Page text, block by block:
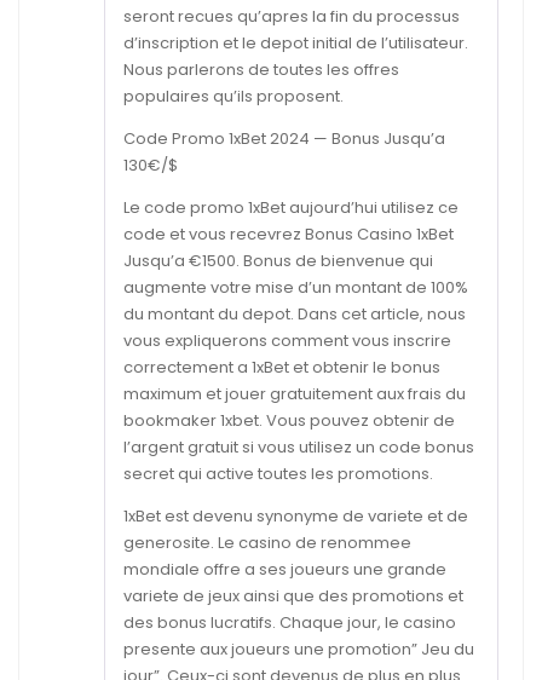
seront recues qu’apres la fin du processus
d’inscription et le depot initial de l’utilisateur.
Nous parlerons de toutes les offres
populaires qu’ils proposent.
Code Promo 1xBet 2024 — Bonus Jusqu’a
130€/$
Le code promo 1xBet aujourd’hui utilisez ce
code et vous recevrez Bonus Casino 1xBet
Jusqu’a €1500. Bonus de bienvenue qui
augmente votre mise d’un montant de 100%
du montant du depot. Dans cet article, nous
vous expliquerons comment vous inscrire
correctement a 1xBet et obtenir le bonus
maximum et jouer gratuitement aux frais du
bookmaker 1xbet. Vous pouvez obtenir de
l’argent gratuit si vous utilisez un code bonus
secret qui active toutes les promotions.
1xBet est devenu synonyme de variete et de
generosite. Le casino de renommee
mondiale offre a ses joueurs une grande
variete de jeux ainsi que des promotions et
des bonus lucratifs. Chaque jour, le casino
presente aux joueurs une promotion” Jeu du